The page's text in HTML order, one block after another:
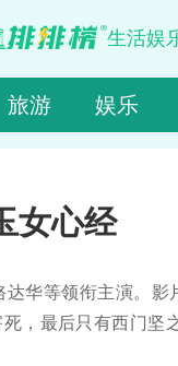
生活娱
旅游 娱乐
女心经
华等领衔主演。影
，最后只有西门坚